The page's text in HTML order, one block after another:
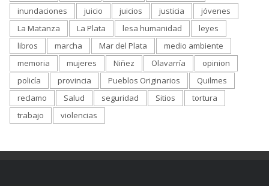
inundaciones
juicio juicios justicia
jóvenes
La Matanza
La Plata lesa humanidad
leyes
libros
marcha Mar del Plata
medio ambiente
memoria
mujeres Niñez Olavarría
opinion
policía
provincia Pueblos Originarios
Quilmes
reclamo
Salud seguridad Sitios
tortura
trabajo
violencias